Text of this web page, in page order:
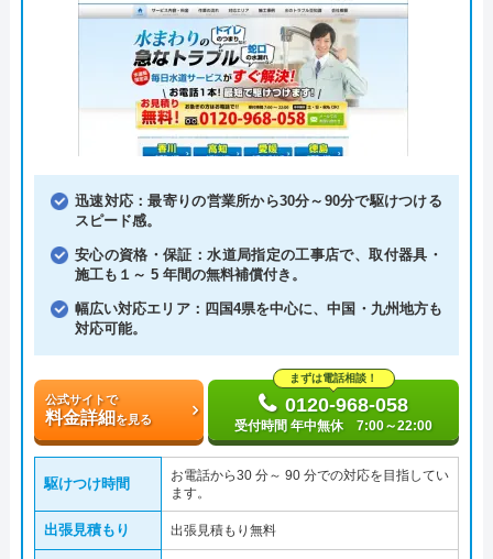
迅速対応：最寄りの営業所から30分～90分で駆けつける
スピード感。
安心の資格・保証：水道局指定の工事店で、取付器具・
施工も１～ 5 年間の無料補償付き。
幅広い対応エリア：四国4県を中心に、中国・九州地方も
対応可能。
公式サイトで
料金詳細を見る
まずは電話相談！
0120-968-058
受付時間 年中無休 7:00～22:00
駆けつけ時間
お電話から30 分～ 90 分での対応を目指してい
ます。
出張見積もり 出張見積もり無料